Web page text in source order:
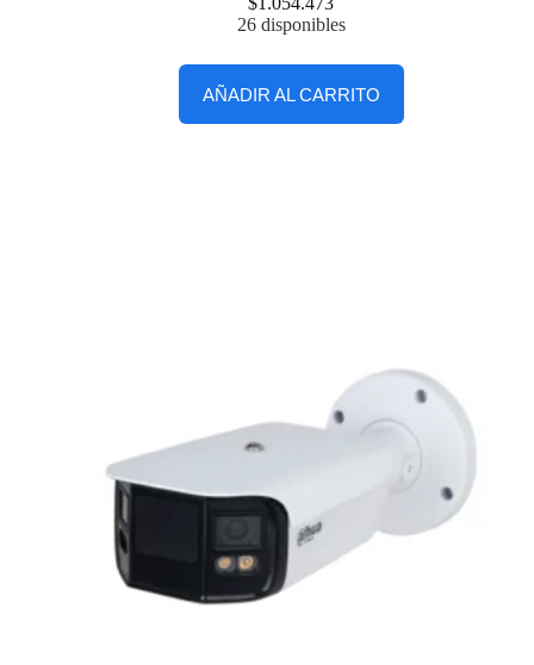
26 disponibles
AÑADIR AL CARRITO